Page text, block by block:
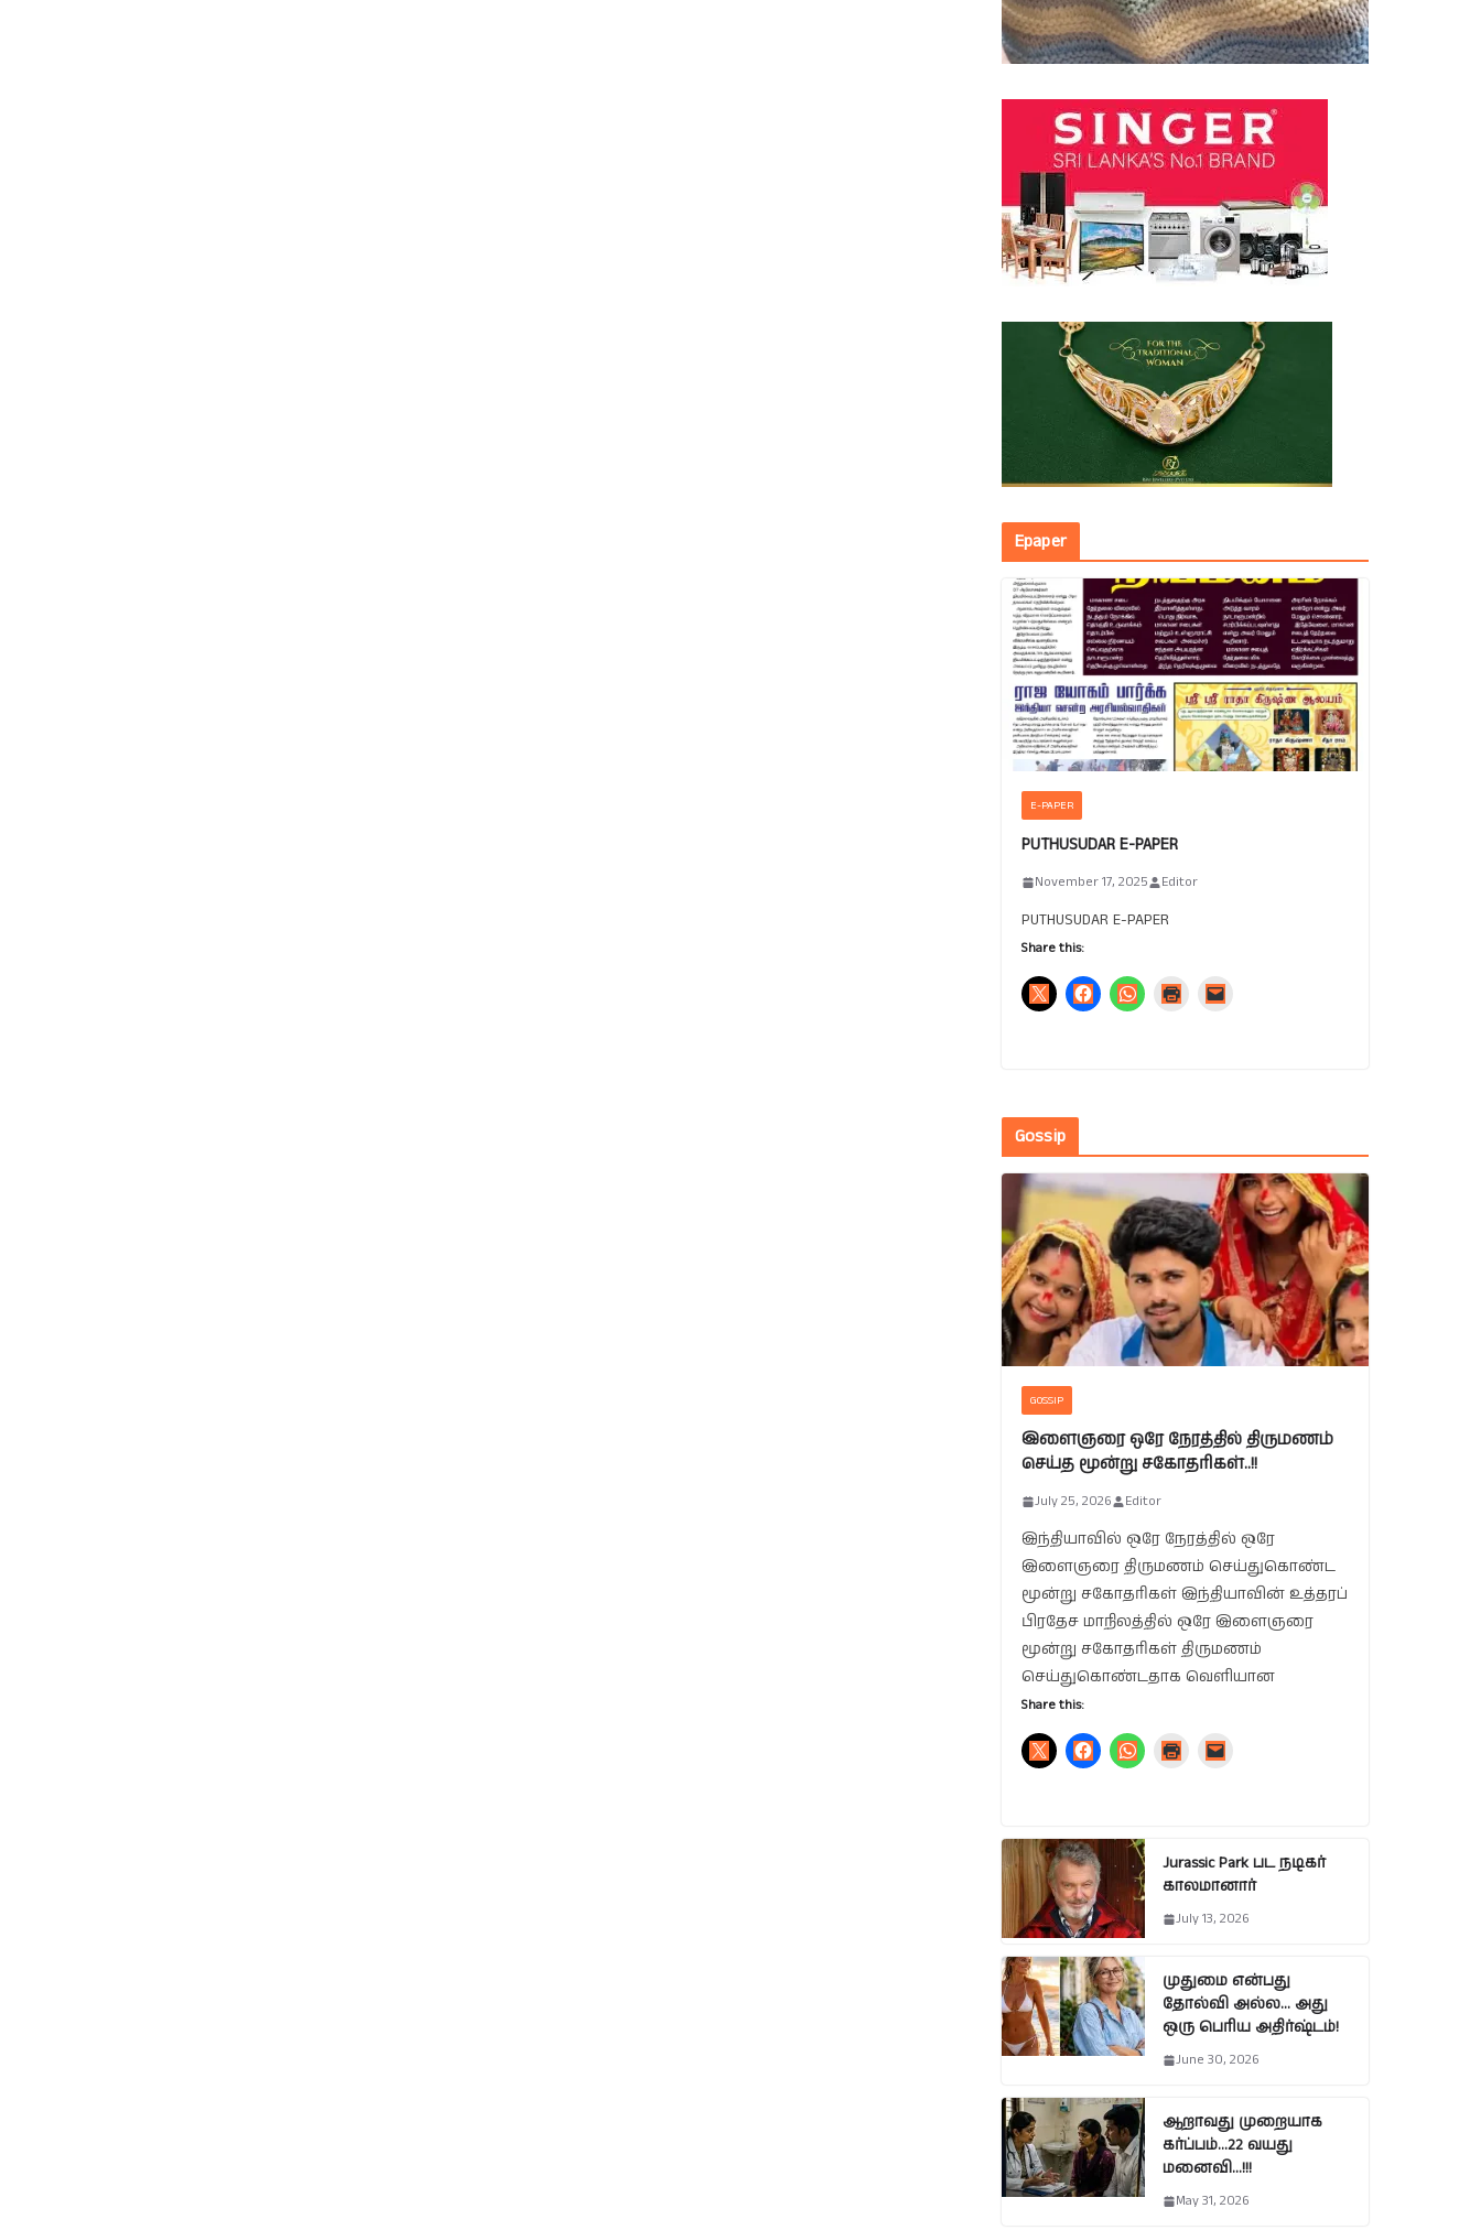
Epaper
E-PAPER
PUTHUSUDAR E-PAPER
November 17, 2025 Editor
PUTHUSUDAR E-PAPER
Share this:
Gossip
GOSSIP
இளைஞரை ஒரே நேரத்தில் திருமணம்
செய்த மூன்று சகோதரிகள்..!!
July 25, 2026 Editor
இந்தியாவில் ஒரே நேரத்தில் ஒரே
இளைஞரை திருமணம் செய்துகொண்ட
மூன்று சகோதரிகள் இந்தியாவின் உத்தரப்
பிரதேச மாநிலத்தில் ஒரே இளைஞரை
மூன்று சகோதரிகள் திருமணம்
செய்துகொண்டதாக வெளியான
Share this:
Jurassic Park பட நடிகர்
காலமானார்
July 13, 2026
முதுமை என்பது
தோல்வி அல்ல… அது
ஒரு பெரிய அதிர்ஷ்டம்!
June 30, 2026
ஆறாவது முறையாக
கர்ப்பம்…22 வயது
மனைவி…!!!
May 31, 2026